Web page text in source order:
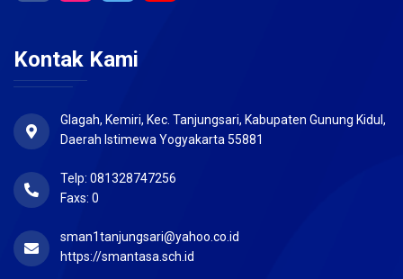
Kontak Kami
Glagah, Kemiri, Kec. Tanjungsari, Kabupaten Gunung Kidul,
Daerah Istimewa Yogyakarta 55881
Telp: 081328747256
Faxs: 0
sman1tanjungsari@yahoo.co.id
https://smantasa.sch.id